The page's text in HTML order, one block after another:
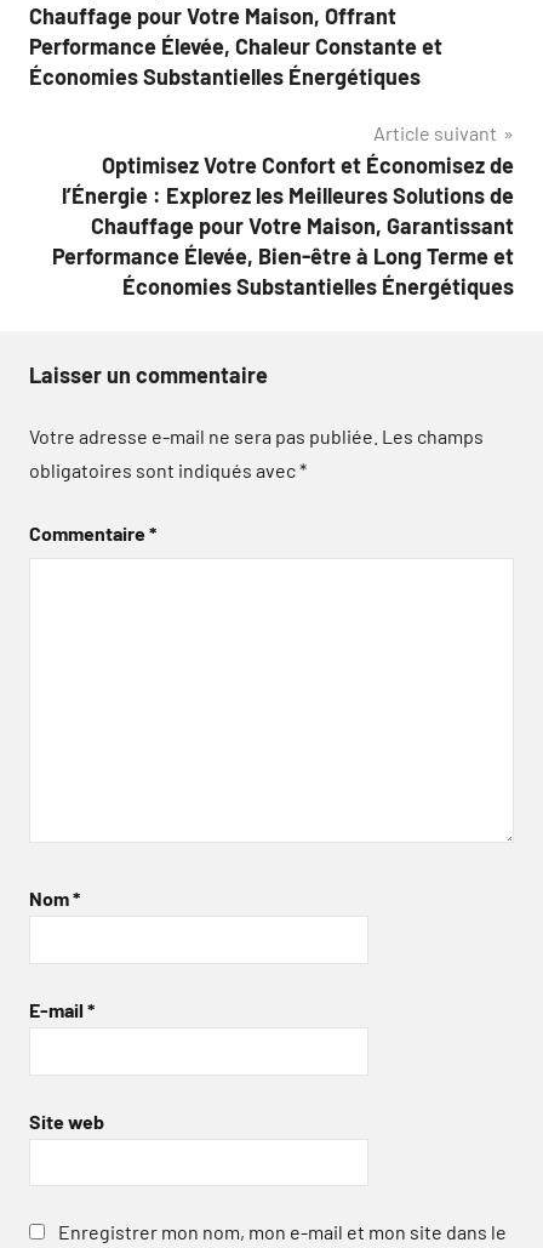
l’article
Chauffage pour Votre Maison, Offrant
Performance Élevée, Chaleur Constante et
Économies Substantielles Énergétiques
Article suivant
Optimisez Votre Confort et Économisez de
l’Énergie : Explorez les Meilleures Solutions de
Chauffage pour Votre Maison, Garantissant
Performance Élevée, Bien-être à Long Terme et
Économies Substantielles Énergétiques
Laisser un commentaire
Votre adresse e-mail ne sera pas publiée. Les champs
obligatoires sont indiqués avec*
Commentaire*
Nom*
E-mail *
Site web
Enregistrer mon nom, mon e-mail et mon site dans le